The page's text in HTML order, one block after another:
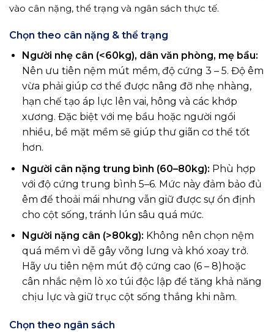
vào cân nặng, thể trạng và ngân sách thực tế.
Chọn theo cân nặng & thể trạng
Người nhẹ cân (<60kg), dân văn phòng, mẹ bầu:
Nên ưu tiên nệm mút mềm, độ cứng 3 – 5. Độ êm
vừa phải giúp cơ thể được nâng đỡ nhẹ nhàng,
hạn chế tạo áp lực lên vai, hông và các khớp
xương. Đặc biệt với mẹ bầu hoặc người ngồi
nhiều, bề mặt mềm sẽ giúp thư giãn cơ thể tốt
hơn.
Người cân nặng trung bình (60–80kg): Phù hợp
với độ cứng trung bình 5–6. Mức này đảm bảo đủ
êm để thoải mái nhưng vẫn giữ được sự ổn định
cho cột sống, tránh lún sâu quá mức.
Người nặng cân (>80kg): Không nên chọn nệm
quá mềm vì dễ gây võng lưng và khó xoay trở.
Hãy ưu tiên nệm mút độ cứng cao (6 – 8)hoặc
cân nhắc nệm lò xo túi độc lập để tăng khả năng
chịu lực và giữ trục cột sống thẳng khi nằm.
Chọn theo ngân sách